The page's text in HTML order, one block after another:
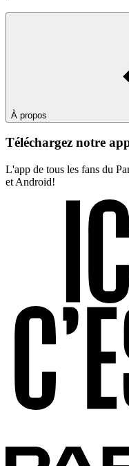
À propos
Téléchargez notre
L'app de tous les fans du
et Android!